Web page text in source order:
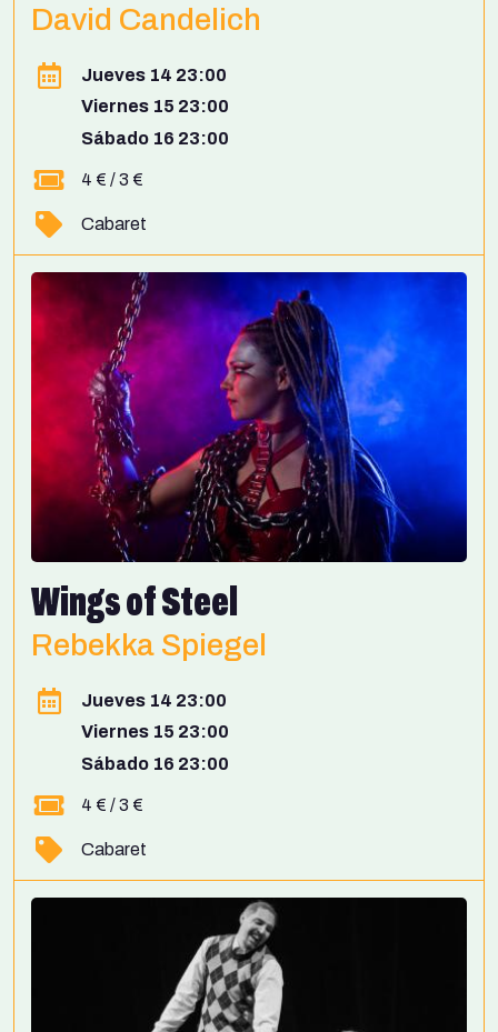
David Candelich
Jueves 14 23:00
Viernes 15 23:00
Sábado 16 23:00
4 € / 3 €
Cabaret
Wings of Steel
Rebekka Spiegel
Jueves 14 23:00
Viernes 15 23:00
Sábado 16 23:00
4 € / 3 €
Cabaret